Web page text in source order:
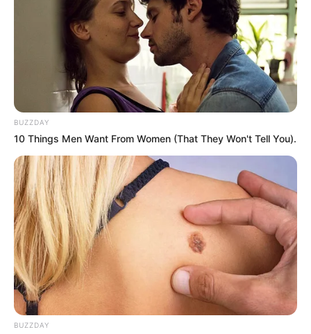
BUZZDAY
10 Things Men Want From Women (That They Won't Tell You).
BUZZDAY